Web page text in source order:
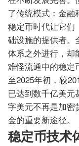
了传统模式：金融
稳定币时代让它们
础设施的提供者。
体系之外进行，却
难怪流通中的稳定
至2025年初，较
已达到数千亿美元
字美元不再是加密
金的重要新途径。
稳定币技术